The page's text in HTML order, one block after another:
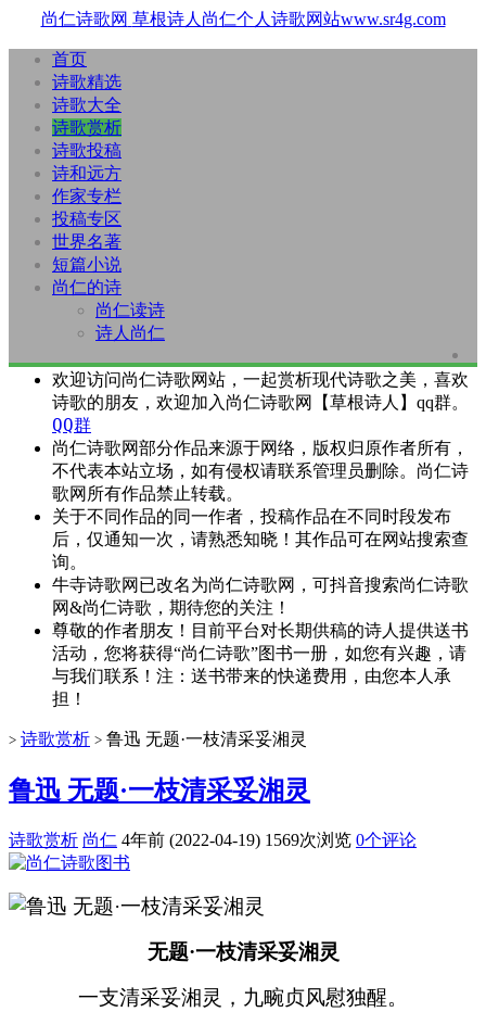
尚仁诗歌网 草根诗人尚仁个人诗歌网站www.sr4g.com
首页
诗歌精选
诗歌大全
诗歌赏析
诗歌投稿
诗和远方
作家专栏
投稿专区
世界名著
短篇小说
尚仁的诗
尚仁读诗
诗人尚仁
欢迎访问尚仁诗歌网站，一起赏析现代诗歌之美，喜欢
诗歌的朋友，欢迎加入尚仁诗歌网【草根诗人】qq群。
QQ群
尚仁诗歌网部分作品来源于网络，版权归原作者所有，
不代表本站立场，如有侵权请联系管理员删除。尚仁诗
歌网所有作品禁止转载。
关于不同作品的同一作者，投稿作品在不同时段发布
后，仅通知一次，请熟悉知晓！其作品可在网站搜索查
询。
牛寺诗歌网已改名为尚仁诗歌网，可抖音搜索尚仁诗歌
网&尚仁诗歌，期待您的关注！
尊敬的作者朋友！目前平台对长期供稿的诗人提供送书
活动，您将获得“尚仁诗歌”图书一册，如您有兴趣，请
与我们联系！注：送书带来的快递费用，由您本人承
担！
> 诗歌赏析 > 鲁迅 无题·一枝清采妥湘灵
鲁迅 无题·一枝清采妥湘灵
诗歌赏析 尚仁 4年前 (2022-04-19) 1569次浏览 0个评论
无题·一枝清采妥湘灵
一支清采妥湘灵，九畹贞风慰独醒。